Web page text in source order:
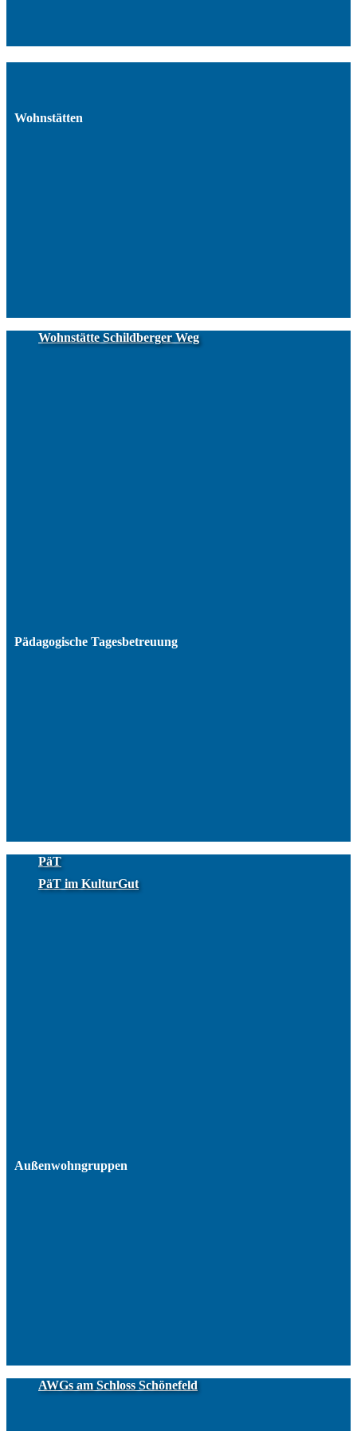
Wohnstätten
Wohnstätte Schildberger Weg
Pädagogische Tagesbetreuung
PäT
PäT im KulturGut
Außenwohngruppen
AWGs am Schloss Schönefeld